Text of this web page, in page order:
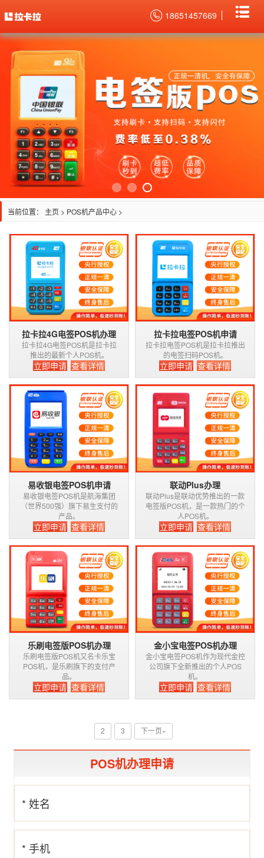
18651457669
当前位置： 主页 > POS机产品中心 >
拉卡拉4G电签POS机办理
拉卡拉4G电签POS机是拉卡拉
推出的最新个人POS机。
立即申请 查看详情
拉卡拉电签POS机申请
拉卡拉电签POS机是拉卡拉推出
的电签扫码POS机。
立即申请 查看详情
易收银电签POS机申请
易收银电签POS机是航海集团
（世界500强）旗下易生支付的
产品。
立即申请 查看详情
联动Plus办理
联动Plus是联动优势推出的一款
电签版POS机，是一款热门的个
人POS机。
立即申请 查看详情
乐刷电签版POS机办理
乐刷电签版POS机又名卡乐宝
POS机，是乐刷旗下的支付产
品。
立即申请 查看详情
金小宝电签POS机办理
金小宝电签POS机作为现代金控
公司旗下全新推出的个人POS
机。
立即申请 查看详情
2 3 下一页»
POS机办理申请
* 姓名
* 手机